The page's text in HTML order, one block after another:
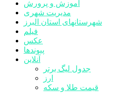
آموزش و پرورش
مدیریت شهری
شهرستانهای استان البرز
فیلم
عکس
پیوندها
آنلاین
جدول لیگ برتر
ارز
قیمت طلا و سکه